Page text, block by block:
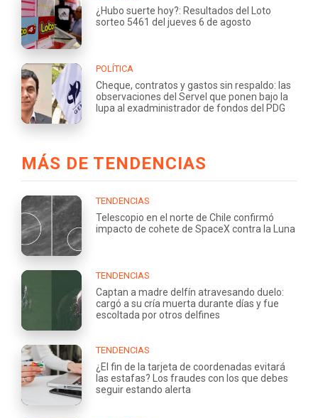
¿Hubo suerte hoy?: Resultados del Loto
sorteo 5461 del jueves 6 de agosto
POLÍTICA
Cheque, contratos y gastos sin respaldo: las
observaciones del Servel que ponen bajo la
lupa al exadministrador de fondos del PDG
MÁS DE TENDENCIAS
TENDENCIAS
Telescopio en el norte de Chile confirmó
impacto de cohete de SpaceX contra la Luna
TENDENCIAS
Captan a madre delfín atravesando duelo:
cargó a su cría muerta durante días y fue
escoltada por otros delfines
TENDENCIAS
¿El fin de la tarjeta de coordenadas evitará
las estafas? Los fraudes con los que debes
seguir estando alerta